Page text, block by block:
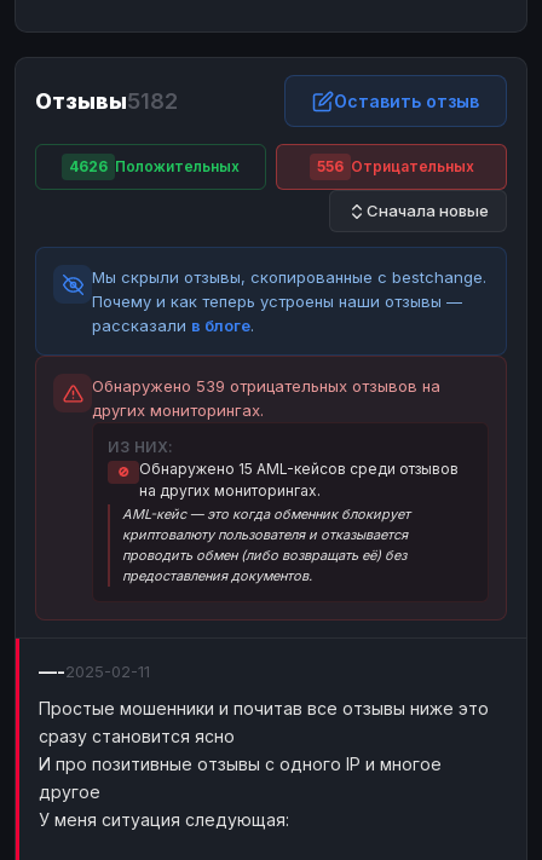
Binance Binance
ИНТЕРНЕТ БАНКИНГ
СБЕР
Райффайзен
RUB
RUB
СБЕР RUB
Альфа-Банк RUB
RUB
ВТБ
ДЕНЕЖНЫЕ ПЕРЕВОДЫ
USD
НАЛИЧНЫЕ ДЕНЬГИ
RUB
USD
Наличные
Наличные
Наличные
KZT
Отзывы5182 Оставить отзыв
4626 Положительных 556 Отрицательных
Сначала новые
Мы скрыли отзывы, скопированные с bestchange.
Почему и как теперь устроены наши отзывы —
рассказали в блоге.
Обнаружено 539 отрицательных отзывов на
других мониторингах.
ИЗ НИХ:
🚫
Обнаружено 15 AML-кейсов среди отзывов
на других мониторингах.
AML-кейс — это когда обменник блокирует
криптовалюту пользователя и отказывается
проводить обмен (либо возвращать её) без
предоставления документов.
—-2025-02-11
Простые мошенники и почитав все отзывы ниже это
сразу становится ясно
И про позитивные отзывы с одного IP и многое
другое
У меня ситуация следующая: